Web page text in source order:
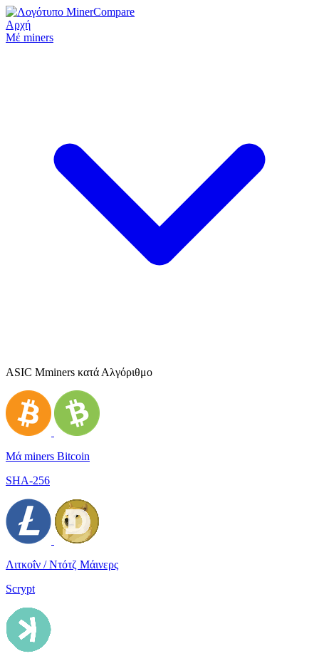
Αρχή
Μέ miners
ASIC Μminers κατά Αλγόριθμο
Μά miners Bitcoin
SHA-256
Λιτκοΐν / Ντότζ Μάινερς
Scrypt